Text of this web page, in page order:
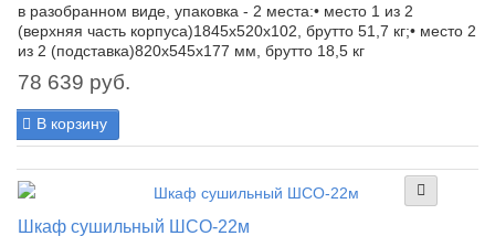
в разобранном виде, упаковка - 2 места:• место 1 из 2
(верхняя часть корпуса)1845х520х102, брутто 51,7 кг;• место 2
из 2 (подставка)820х545х177 мм, брутто 18,5 кг
78 639 руб.
В корзину
Шкаф сушильный ШСО-22м